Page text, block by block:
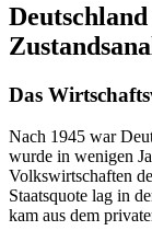
Das
Nach 1945 war
wurde in wenigen
Volkswirtschaften
Staatsquote lag in
kam aus dem